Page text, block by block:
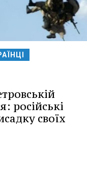
російські
своїх